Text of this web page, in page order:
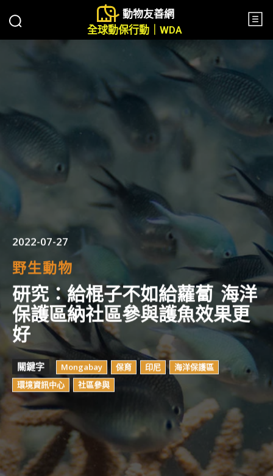
動物友善網
全球動保行動｜WDA
2022-07-27
野生動物
研究：給棍子不如給蘿蔔 海洋
保護區納社區參與護魚效果更
好
關鍵字 Mongabay 保育 印尼
海洋保護區
環境資訊中心
社區參與